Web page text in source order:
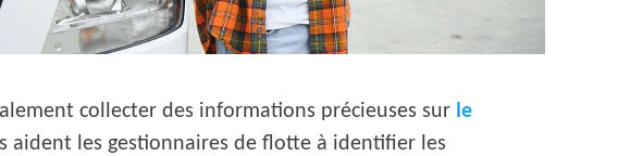
collecter des informations précieuses sur le
aident les gestionnaires de flotte à identifier les